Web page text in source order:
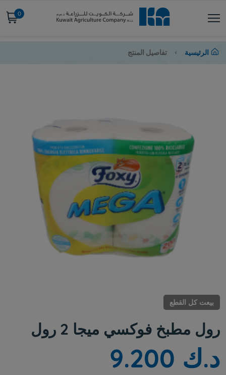
0
الرئيسية تفاصيل المنتج
بيعت كل القطع
رول مطبخ فوكسي ميجا 2 رول
د.ك 9.200